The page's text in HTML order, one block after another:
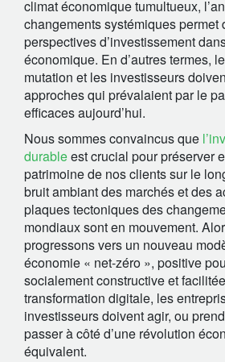
climat économique tumultueux,
changements systémiques permet
perspectives d’investissement
économique. En d’autres termes,
mutation et les investisseurs
approches qui prévalaient par le
efficaces aujourd’hui.
Nous sommes convaincus que
durableest crucial pour préserver
patrimoine de nos clients sur le
bruit ambiant des marchés et des
plaques tectoniques des
mondiaux sont en mouvement.
progressons vers un nouveau
économie « net-zéro », positive
socialement constructive et
transformation digitale, les
investisseurs doivent agir, ou
passer à côté d’une révolution
équivalent.